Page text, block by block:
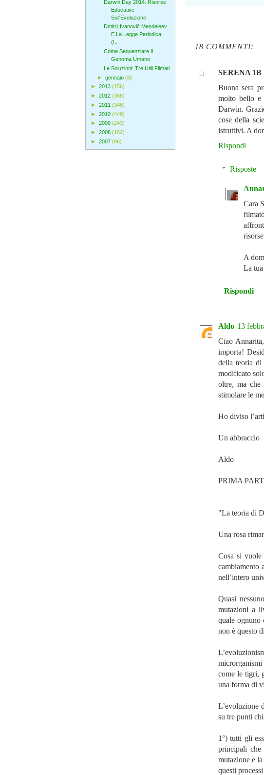
18 COMMENTI:
SERENA 1B
Buona sera
molto bello e
Darwin.
cose della
istruttivi. A
Rispondi
Risposte
Cara
A
La
Rispondi
Aldo 13
Ciao
importa!
della teoria
modificato
oltre, ma che
stimolare le
Ho diviso
Un abbraccio
Aldo
PRIMA
"La teoria di
Una rosa
Cosa si
cambiamento
nell’intero
Quasi
mutazioni a
quale
non è questo
come le tigri,
una forma di
L’evoluzione
su tre punti
1°) tutti gli
principali che
mutazione e
questi
Darwin Day 2014: Risorse
Educative
Sull'Evoluzione
Dmitrij Ivanovič Mendeleev
E La Legge Periodica
(I...
Come Sequenziare Il
Genoma Umano
Le Soluzioni: Tre Utili Filmati
► gennaio (8)
► 2013 (156)
► 2012 (368)
► 2011 (346)
► 2010 (449)
► 2009 (243)
► 2008 (162)
► 2007 (96)